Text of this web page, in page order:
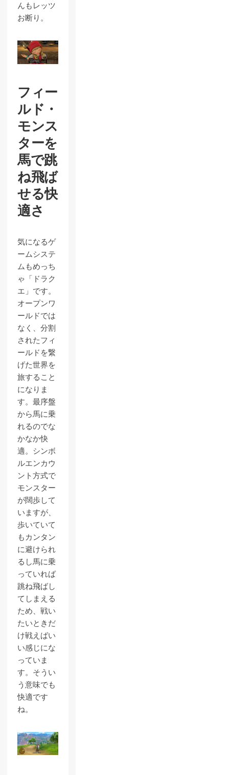
んもレッツ
お断り。
フィー
ルド・
モンス
ターを
馬で跳
ね飛ば
せる快
適さ
気になるゲ
ームシステ
ムもめっち
ゃ「ドラク
エ」です。
オープンワ
ールドでは
なく、分割
されたフィ
ールドを繋
げた世界を
旅すること
になりま
す。最序盤
から馬に乗
れるのでな
かなか快
適。シンボ
ルエンカウ
ント方式で
モンスター
が闊歩して
いますが、
歩いていて
もカンタン
に避けられ
るし馬に乗
っていれば
跳ね飛ばし
てしまえる
ため、戦い
たいときだ
け戦えばい
い感じにな
っていま
す。そうい
う意味でも
快適です
ね。